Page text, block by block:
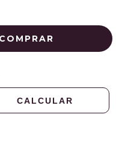
ALTERAR CEP
CALCULAR